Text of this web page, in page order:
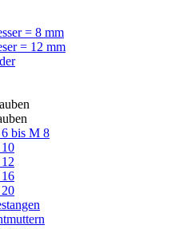
= 8 mm
= 12 mm
bis M 8